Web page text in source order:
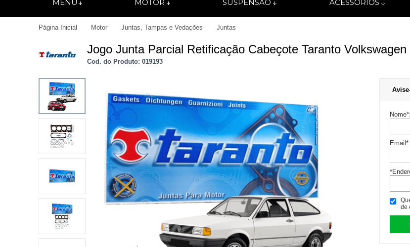
MENU MOTOR SUSPENSÃO ACESSÓRIOS
Página Inicial Motor Juntas, Tampas e Vedações Juntas
Jogo Junta Parcial Retificação Cabeçote Taranto
Cod. do Produto: 019193
Nome*:
Email *:
de